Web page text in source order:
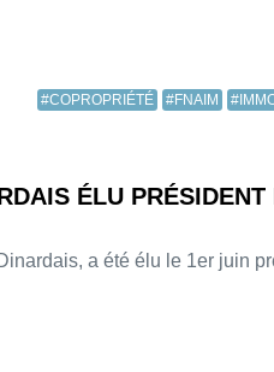
#COPROPRIÉTÉ #FNAIM
ÉLU
a été élu le 1er juin